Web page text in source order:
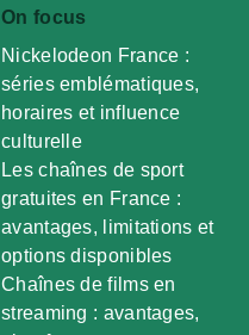
On focus
Nickelodeon France :
séries emblématiques,
horaires et influence
culturelle
Les chaînes de sport
gratuites en France :
avantages, limitations et
options disponibles
Chaînes de films en
streaming : avantages,